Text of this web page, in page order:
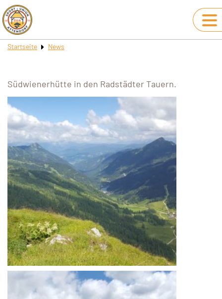
Startseite News
Südwienerhütte in den Radstädter Tauern.